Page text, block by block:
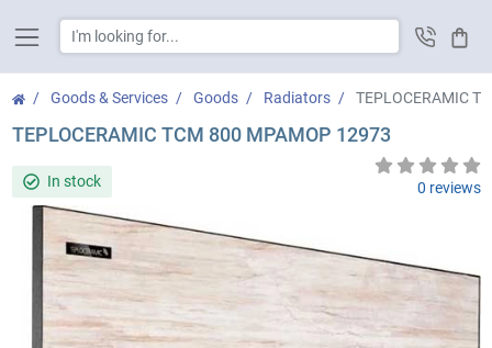
Cart
Goods & Services Goods Radiators TEPLOCERAMIC
TEPLOCERAMIC ТСМ 800 МРАМОР 12973
In stock 0 reviews